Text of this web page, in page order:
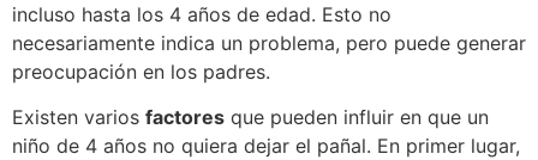
incluso hasta los 4 años de edad. Esto no
necesariamente indica un problema, pero puede generar
preocupación en los padres.
Existen varios factores que pueden influir en que un
niño de 4 años no quiera dejar el pañal. En primer lugar,